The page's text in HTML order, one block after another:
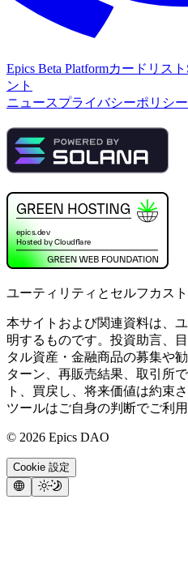
Epics Beta Platformカードリスト
ント
ニュースプライバシーポリシー
ユーティリティとセルフカス
本サイトおよび関連資料は、
明するものです。投資助言、
タル資産・金融商品の募集や
ターン、再販売結果、取引所
ト、買戻し、将来価値は約束
ツールはご自身の判断でご利用
© 2026 Epics DAO
Cookie 設定